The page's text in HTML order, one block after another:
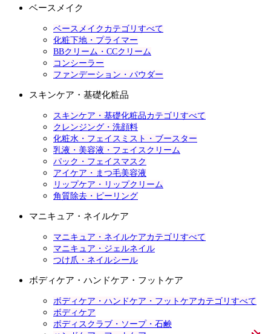
ベースメイク
ベースメイクカテゴリすべて
化粧下地・プライマー
BBクリーム・CCクリーム
コンシーラー
ファンデーション・パウダー
スキンケア・基礎化粧品
スキンケア・基礎化粧品カテゴリすべて
クレンジング・洗顔料
化粧水・フェイスミスト・ブースター
乳液・美容液・フェイスクリーム
パック・フェイスマスク
アイケア・まつ毛美容液
リップケア・リップクリーム
角質除去・ピーリング
マニキュア・ネイルケア
マニキュア・ネイルケアカテゴリすべて
マニキュア・ジェルネイル
つけ爪・ネイルシール
ボディケア・ハンドケア・フットケア
ボディケア・ハンドケア・フットケアカテゴリすべて
ボディケア
ボディスクラブ・ソープ・石鹸